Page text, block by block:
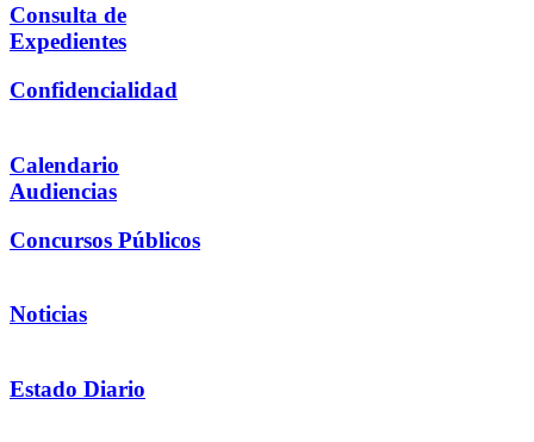
Consulta de
Expedientes
Confidencialidad
Calendario
Audiencias
Concursos Públicos
Noticias
Estado Diario